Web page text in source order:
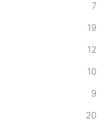
7
19
12
10
9
20